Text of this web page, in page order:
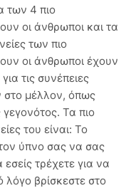
των 4 πιο
οι άνθρωποι και τα
των πιο
οι άνθρωποι έχουν
τις συνέπειες
στο μέλλον, όπως
Τα πιο
του είναι: Το
ύπνο σας να σας
τρέχετε για να
λόγο βρίσκεστε στο